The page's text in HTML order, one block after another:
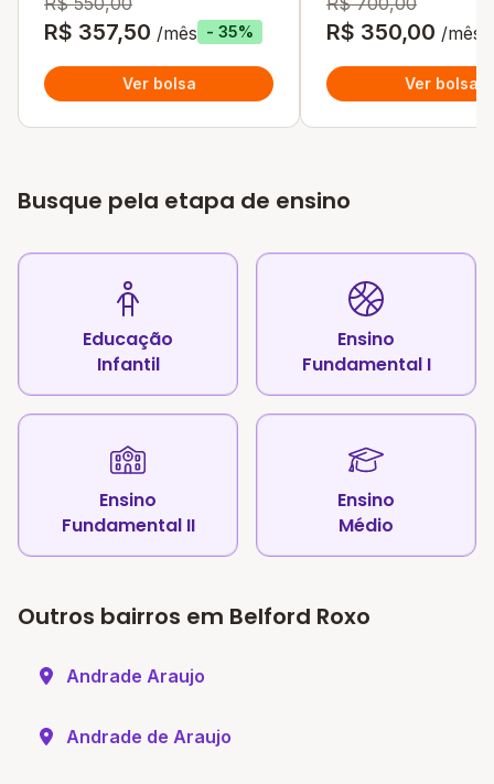
R$ 357,50 /mês - 35%
Ver bolsa
R$ 350,00 /mês
Ver bolsa
Busque pela etapa de ensino
Educação
Infantil
Ensino
Fundamental I
Ensino
Fundamental II
Ensino
Médio
Outros bairros em Belford Roxo
Andrade Araujo
Andrade de Araujo